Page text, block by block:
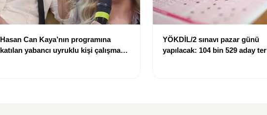
Hasan Can Kaya’nın programına
katılan yabancı uyruklu kişi çalışma
YÖKDİL/2 sınavı pazar günü
yapılacak: 104 bin 529 aday ter